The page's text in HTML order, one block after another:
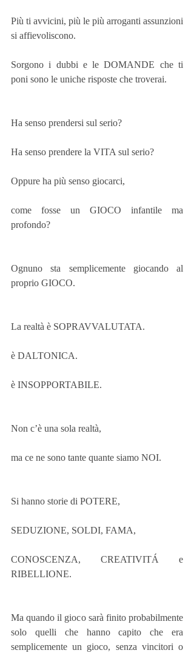
Più ti avvicini, più le più arroganti assunzioni
si affievoliscono.
Sorgono i dubbi e le DOMANDE che ti
poni sono le uniche risposte che troverai.
Ha senso prendersi sul serio?
Ha senso prendere la VITA sul serio?
Oppure ha più senso giocarci,
come fosse un GIOCO infantile ma
profondo?
Ognuno sta semplicemente giocando al
proprio GIOCO.
La realtà è SOPRAVVALUTATA.
è DALTONICA.
è INSOPPORTABILE.
Non c’è una sola realtà,
ma ce ne sono tante quante siamo NOI.
Si hanno storie di POTERE,
SEDUZIONE, SOLDI, FAMA,
CONOSCENZA, CREATIVITÁ e
RIBELLIONE.
Ma quando il gioco sarà finito probabilmente
solo quelli che hanno capito che era
semplicemente un gioco, senza vincitori o